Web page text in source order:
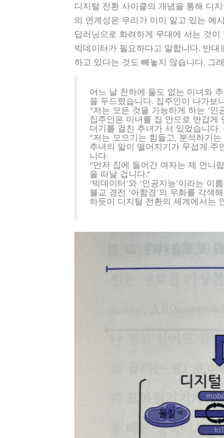
디지털 전환 사이클의 개념을 통해 디
의 연계성은 우리가 이미 알고 있는 예
딥러닝으로 화려하게 무대에 서는 것
빅데이터가 필요하다고 말합니다. 반
하고 있다는 것도 빼놓지 않습니다. 그
어느 날 천하에 둘도 없는 미녀와
을 두드렸습니다. 집주인이 나가보
“저는 모든 것을 가능하게 하는 ‘인
집주인은 미녀를 집 안으로 반갑게
더기를 걸친 추녀가 서 있었습니다
“저는 모으기는 힘들고, 분석하기
추녀의 말이 떨어지기가 무섭게 주
니다.
“먼저 집에 들어간 여자는 제 언니
을 떠날 겁니다.”
‘빅데이터’와 ‘인공지능’이라는
불교 경전 ‘아함경’의 우화를 각색
하듯이 디지털 전환의 세계에서는